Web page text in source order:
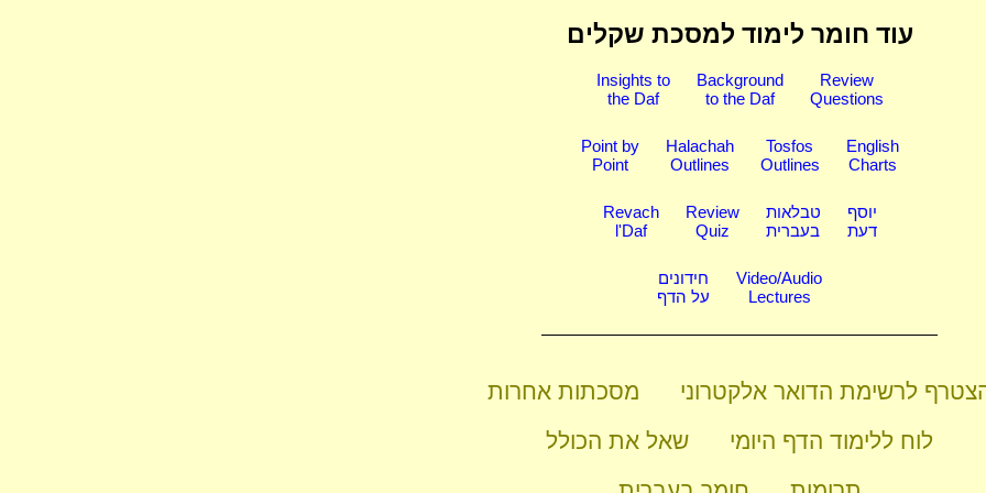
עוד חומר לימוד למסכת שקלים
Insights to
the Daf
Background
to the Daf
Review
Questions
Point by
Point
Halachah
Outlines
Tosfos
Outlines
English
Charts
Revach
l'Daf
Review
Quiz
טבלאות
בעברית
יוסף
דעת
חידונים
על הדף
Video/Audio
Lectures
מסכתות אחרות
לרשימת הדואר אלקטרוני
שאל את הכולל
לוח ללימוד הדף היומי